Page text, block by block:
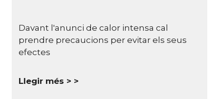
Davant l'anunci de calor intensa cal
prendre precaucions per evitar els seus
efectes
Llegir més >